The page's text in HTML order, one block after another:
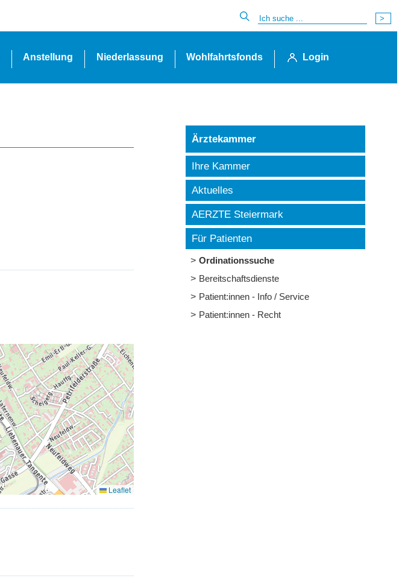
Anstellung Niederlassung Wohlfahrtsfonds Login
Ärztekammer
Ihre Kammer
Aktuelles
AERZTE Steiermark
Für Patienten
Ordinationssuche
Bereitschaftsdienste
Patient:innen - Info / Service
Patient:innen - Recht